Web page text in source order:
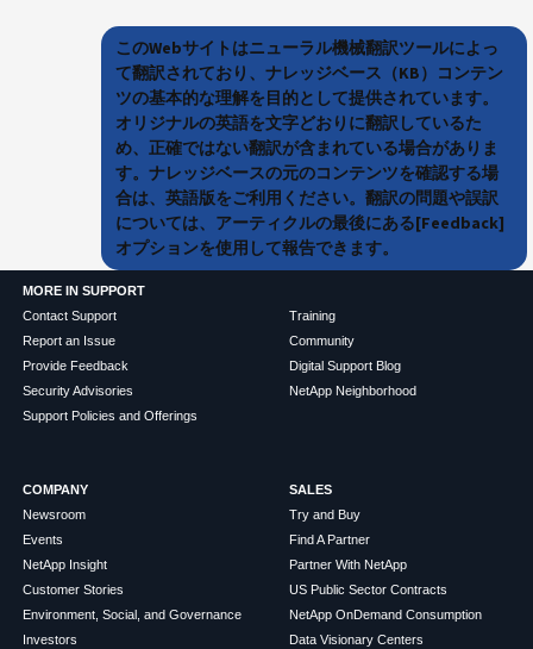
このWebサイトはニューラル機械翻訳ツールによっ
て翻訳されており、ナレッジベース（KB）コンテン
ツの基本的な理解を目的として提供されています。
オリジナルの英語を文字どおりに翻訳しているた
め、正確ではない翻訳が含まれている場合がありま
す。ナレッジベースの元のコンテンツを確認する場
合は、英語版をご利用ください。翻訳の問題や誤訳
については、アーティクルの最後にある[Feedback]
オプションを使用して報告できます。
MORE IN SUPPORT
Contact Support
Report an Issue
Provide Feedback
Security Advisories
Support Policies and Offerings
Training
Community
Digital Support Blog
NetApp Neighborhood
COMPANY
Newsroom
Events
NetApp Insight
Customer Stories
Environment, Social, and Governance
Investors
SALES
Try and Buy
Find A Partner
Partner With NetApp
US Public Sector Contracts
NetApp OnDemand Consumption
Data Visionary Centers